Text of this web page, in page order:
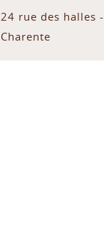
24 rue des halles
Charente